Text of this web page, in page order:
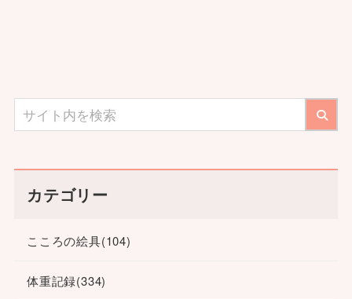
カテゴリー
こころの絵具(104)
体重記録(334)